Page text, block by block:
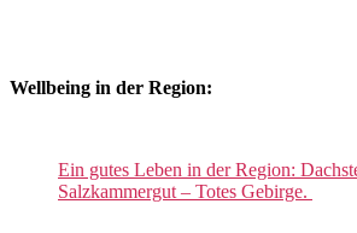
Wellbeing in der Region:
Ein gutes Leben in der Region:
Salzkammergut – Totes Gebirge.